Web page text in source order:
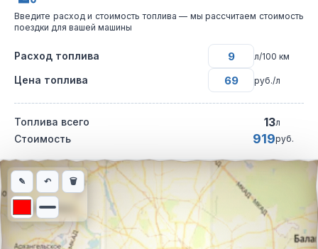
Введите расход и стоимость топлива — мы рассчитаем стоимость
поездки для вашей машины
Расход топлива л/100 км
Цена топлива руб./л
Топлива всего 13л
Стоимость 919руб.
Интерактивная карта автомобильного маршрута из города
✎ ↶ 🗑